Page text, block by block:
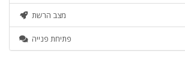
מצב הרשת
פתיחת פנייה